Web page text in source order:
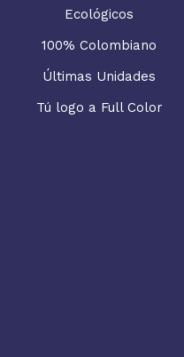
Ecológicos
100% Colombiano
Últimas Unidades
Tú logo a Full Color